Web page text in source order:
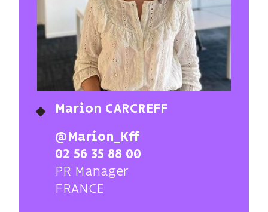
Marion CARCREFF
@Marion_Kff
02 56 35 88 00
PR Manager
FRANCE